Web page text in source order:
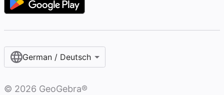
German / Deutsch
© 2026 GeoGebra®